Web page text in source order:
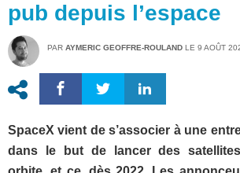
pub depuis l’espace
PAR AYMERIC GEOFFRE-ROULAND LE 9 AOÛT
SpaceX vient de s’associer à une
dans le but de lancer des